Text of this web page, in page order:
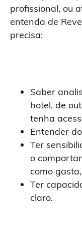
profissional, ou
entenda de
precisa:
Saber
hotel, de
tenha
Entender
Ter
o
como
Ter
claro.